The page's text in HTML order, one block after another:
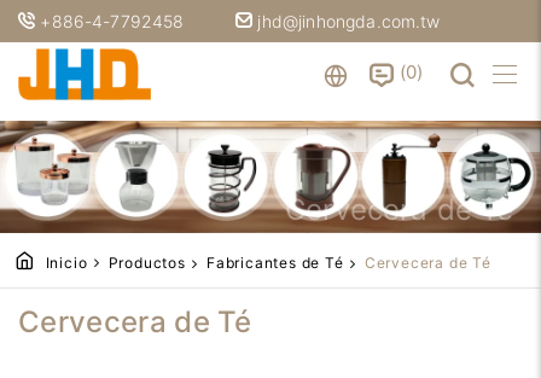
+886-4-7792458 jhd@jinhongda.com.tw
0
Cervecera de Té
Inicio Productos Fabricantes de Té Cervecera de Té
Cervecera de Té